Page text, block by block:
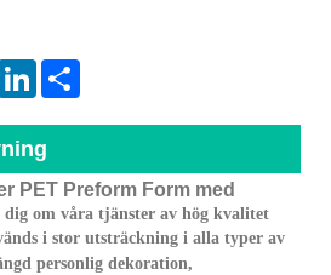
LinkedIn
PET Preform Form med
om våra tjänster av hög kvalitet
i stor utsträckning i alla typer av
personlig dekoration,